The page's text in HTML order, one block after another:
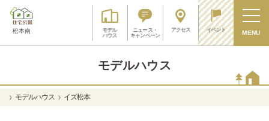
松本南
モデル
ハウス
ニュース・
キャンペーン
アクセス イベント MENU
モデルハウス
モデルハウス イズ松本